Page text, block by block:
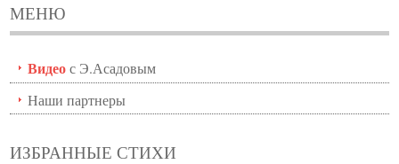
МЕНЮ
Видеос Э.Асадовым
Наши партнеры
ИЗБРАННЫЕ СТИХИ